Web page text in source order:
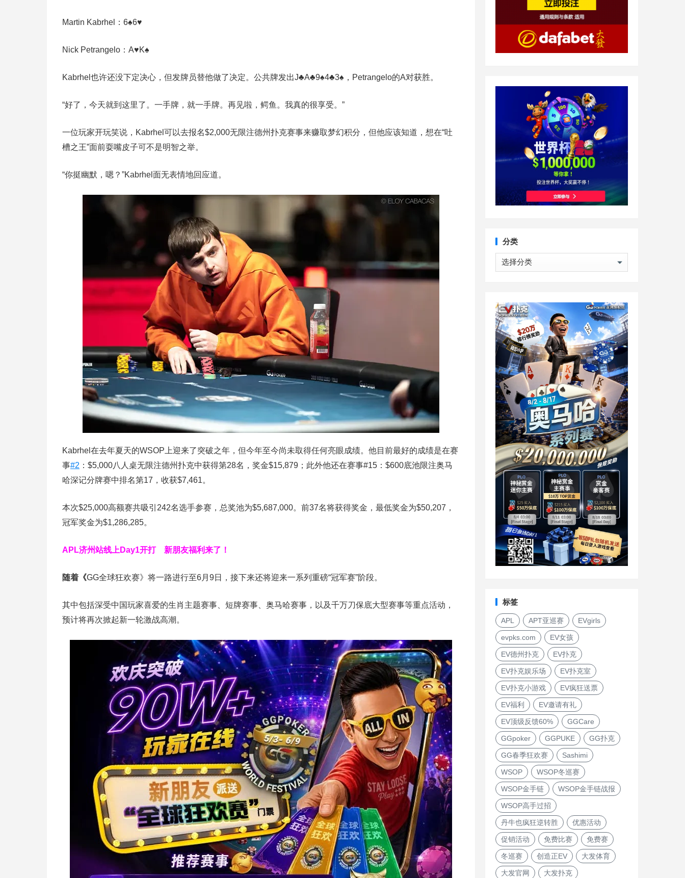
Martin Kabrhel：6♠6♥
Nick Petrangelo：A♥K♠
Kabrhel也许还没下定决心，但发牌员替他做了决定。公共牌发出J♣A♣9♠4♣3♠，Petrangelo的A对获胜。
“好了，今天就到这里了。一手牌，就一手牌。再见啦，鳄鱼。我真的很享受。”
一位玩家开玩笑说，Kabrhel可以去报名$2,000无限注德州扑克赛事来赚取梦幻积分，但他应该知道，想在“吐
槽之王”面前耍嘴皮子可不是明智之举。
“你挺幽默，嗯？”Kabrhel面无表情地回应道。
Kabrhel在去年夏天的WSOP上迎来了突破之年，但今年至今尚未取得任何亮眼成绩。他目前最好的成绩是在赛
事#2 ：$5,000八人桌无限注德州扑克中获得第28名，奖金$15,879；此外他还在赛事#15：$600底池限注奥马
哈深记分牌赛中排名第17，收获$7,461。
本次$25,000高额赛共吸引242名选手参赛，总奖池为$5,687,000。前37名将获得奖金，最低奖金为$50,207，
冠军奖金为$1,286,285。
APL济州站线上Day1开打 新朋友福利来了！
随着《GG全球狂欢赛》将一路进行至6月9日，接下来还将迎来一系列重磅“冠军赛”阶段。
其中包括深受中国玩家喜爱的生肖主题赛事、短牌赛事、奥马哈赛事，以及千万刀保底大型赛事等重点活动，
预计将再次掀起新一轮激战高潮。
分类
分
类
标签
APL APT亚巡赛 EVgirls
evpks.com EV女孩
EV德州扑克 EV扑克
EV扑克娱乐场 EV扑克室
EV扑克小游戏 EV疯狂送票
EV福利 EV邀请有礼
EV顶级反馈60% GGCare
GGpoker GGPUKE GG扑克
GG春季狂欢赛 Sashimi
WSOP WSOP冬巡赛
WSOP金手链 WSOP金手链战报
WSOP高手过招
丹牛也疯狂逆转胜 优惠活动
促销活动 免费比赛 免费赛
冬巡赛 创造正EV 大发体育
大发官网 大发扑克